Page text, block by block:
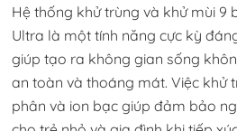
Hệ thống khử trùng và khử mùi 9
Ultra là một tính năng cực kỳ
giúp tạo ra không gian sống
an toàn và thoáng mát. Việc khử
phân và ion bạc giúp đảm bảo